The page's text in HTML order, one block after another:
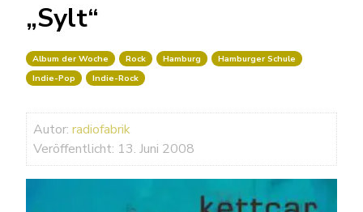
„Sylt“
Album der Woche Rock Hamburg
Hamburger Schule
Indie-Pop
Indie-Rock
Autor: radiofabrik
Veröffentlicht: 13. Juni 2008